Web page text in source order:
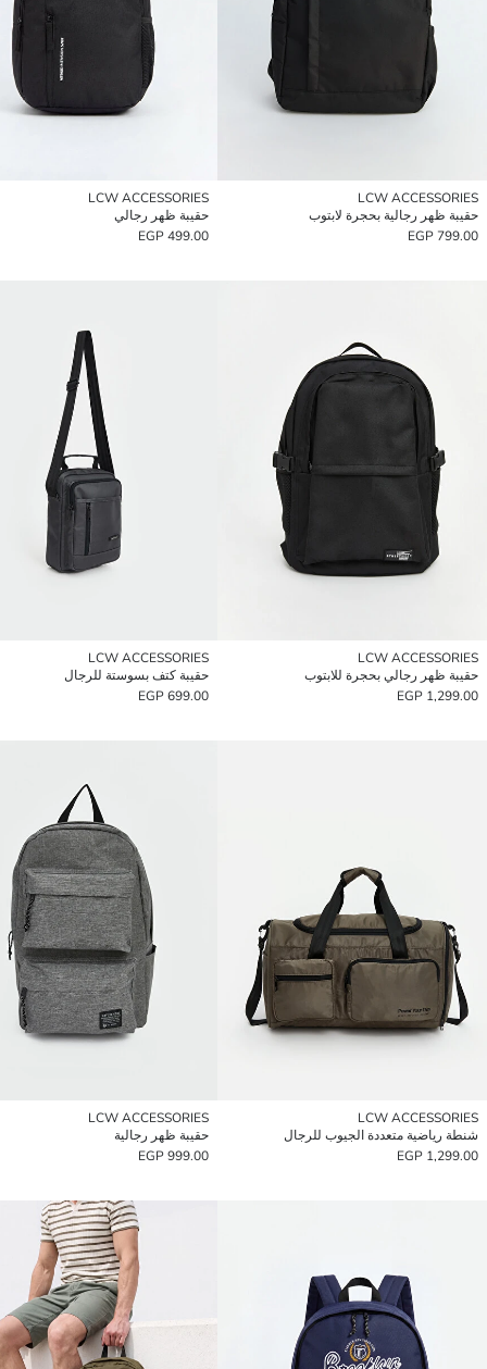
LCW ACCESSORIES
حقيبة ظهر رجالية بحجرة لابتوب
799.00 EGP
LCW ACCESSORIES
حقيبة ظهر رجالي
499.00 EGP
LCW ACCESSORIES
حقيبة ظهر رجالي بحجرة للابتوب
1,299.00 EGP
LCW ACCESSORIES
حقيبة كتف بسوستة للرجال
699.00 EGP
LCW ACCESSORIES
شنطة رياضية متعددة الجيوب للرجال
1,299.00 EGP
LCW ACCESSORIES
حقيبة ظهر رجالية
999.00 EGP